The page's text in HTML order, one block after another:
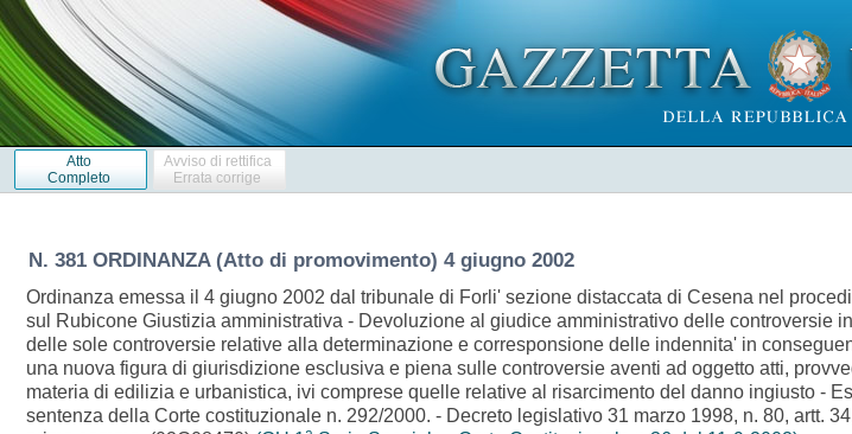
Atto
Completo
Avviso di rettifica
Errata corrige
N. 381 ORDINANZA (Atto di promovimento) 4 giugno 2002
Ordinanza emessa il 4 giugno 2002 dal tribunale di Forli' sezione distaccata di Cesena nel
sul Rubicone Giustizia amministrativa - Devoluzione al giudice amministrativo delle controversie
delle sole controversie relative alla determinazione e corresponsione delle indennita' in
una nuova figura di giurisdizione esclusiva e piena sulle controversie aventi ad oggetto atti,
materia di edilizia e urbanistica, ivi comprese quelle relative al risarcimento del danno ingiusto -
sentenza della Corte costituzionale n. 292/2000. - Decreto legislativo 31 marzo 1998, n. 80, artt.